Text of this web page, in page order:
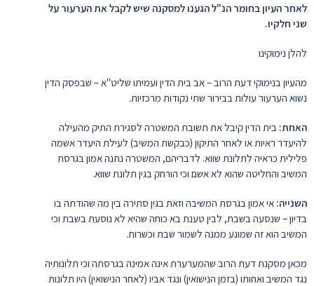
לאחר העיון בחומר הנ"ל הגענו למסקנה שיש לקבל את הערעור על
שני חלקיו.
להלן נימוקינו
מהעיון בנימוקי דעת הרוב – אב בית הדין ועמיתו שליט"א – שבפסק הדין
נשוא הערעור עולות בבירור שתי נקודות מרכזיות.
האחת: בית הדין קיבל את תשובת המשטרה לסגירת התיק מהעילה
להיעדר ראיות או לאחר התיקון (כבקשת המשיב) לעילת היעדר אשמה
פלילית כראיה לתלונת שווא. לדבריהם, המשטרה נתנה אמון בגרסת
המשיב והחליטה שהוא לא אשם וכי הורחק בגין תלונת שווא.
השנייה: אי אמון בגרסת המשיבה וזאת בגין סתירה בין מה שהודתה בו
בדיון – שנסעה בשבת, לבין טענת בא כוחה שהיא לא נוסעת בשבת וכי
המשיב הוא זה שמונע ממנה לשמור שבת וכשרות.
מכאן מסקנת דעת הרוב שהמערערת אינה אמינה בגרסתה וכי תלונותיה
נגד המשיב ואחותו (בזמן הנישואין) ונגד אביו (לאחר הנישואין) היו תלונות